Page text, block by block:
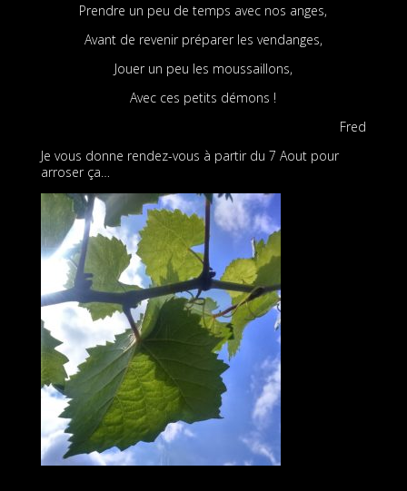
Prendre un peu de temps avec nos anges,
Avant de revenir préparer les vendanges,
Jouer un peu les moussaillons,
Avec ces petits démons !
Fred
Je vous donne rendez-vous à partir du 7 Aout pour
arroser ça…